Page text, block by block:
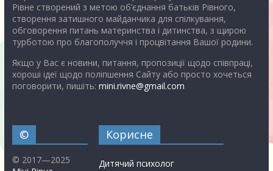
Рівне створений з метою об’єднання батьків Рівного,
створення затишного майданчика для спілкування,
обговорення питань материнства і дитинства, з щирою
турботою про благополуччя і процвітання Вашої родини.
Якщо у Вас є новини, питання, пропозиції щодо співпраці,
хороші ідеї щодо поліпшення Сайту або просто хочеться
поговорити, пишіть: mini.rivne@gmail.com
©
© 2017—2025
Корисне
Дитячий психолог